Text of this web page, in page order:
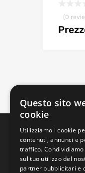
(0
Questo sito
cookie
Utilizziamo i cookie
contenuti, annunci e
traffico.
sul tuo utilizzo del
partner pubblicitari e